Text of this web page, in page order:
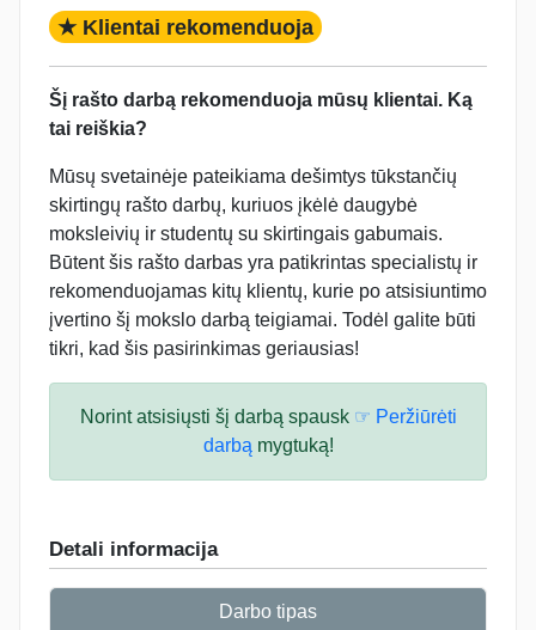
★ Klientai rekomenduoja
Šį rašto darbą rekomenduoja mūsų klientai. Ką
tai reiškia?
Mūsų svetainėje pateikiama dešimtys tūkstančių
skirtingų rašto darbų, kuriuos įkėlė daugybė
moksleivių ir studentų su skirtingais gabumais.
Būtent šis rašto darbas yra patikrintas specialistų ir
rekomenduojamas kitų klientų, kurie po atsisiuntimo
įvertino šį mokslo darbą teigiamai. Todėl galite būti
tikri, kad šis pasirinkimas geriausias!
Norint atsisiųsti šį darbą spausk ☞ Peržiūrėti
darbą mygtuką!
Detali informacija
Darbo tipas